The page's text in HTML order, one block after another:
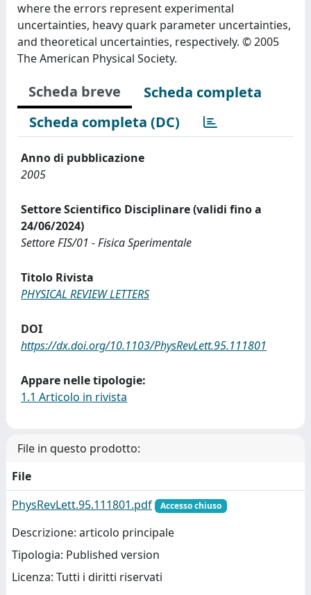
where the errors represent experimental
uncertainties, heavy quark parameter uncertainties,
and theoretical uncertainties, respectively. © 2005
The American Physical Society.
Scheda breve
Scheda completa
Scheda completa (DC)
Anno di pubblicazione
2005
Settore Scientifico Disciplinare (validi fino a
24/06/2024)
Settore FIS/01 - Fisica Sperimentale
Titolo Rivista
PHYSICAL REVIEW LETTERS
DOI
https://dx.doi.org/10.1103/PhysRevLett.95.111801
Appare nelle tipologie:
1.1 Articolo in rivista
File in questo prodotto:
File
PhysRevLett.95.111801.pdf
Accesso chiuso
Descrizione: articolo principale
Tipologia: Published version
Licenza: Tutti i diritti riservati